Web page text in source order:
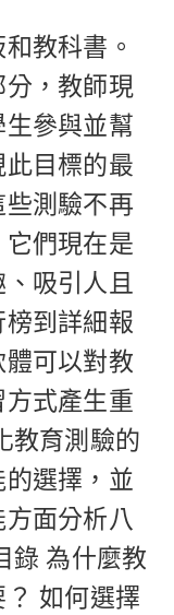
教科書。
，教師現
參與並幫
目標的最
測驗不再
們現在是
吸引人且
到詳細報
可以對教
式產生重
教育測驗的
選擇，並
面分析八
錄 為什麼教
如何選擇